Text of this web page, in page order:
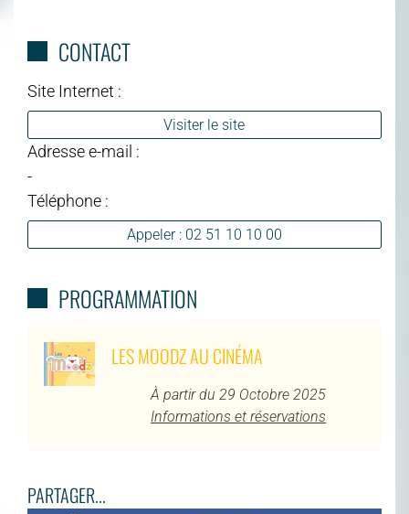
CONTACT
Site Internet :
Visiter le site
Adresse e-mail :
-
Téléphone :
Appeler : 02 51 10 10 00
PROGRAMMATION
LES MOODZ AU CINÉMA
À partir du 29 Octobre 2025
Informations et réservations
PARTAGER...